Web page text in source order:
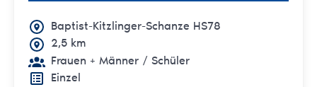
Baptist-Kitzlinger-Schanze HS78
2,5 km
Frauen + Männer / Schüler
Einzel